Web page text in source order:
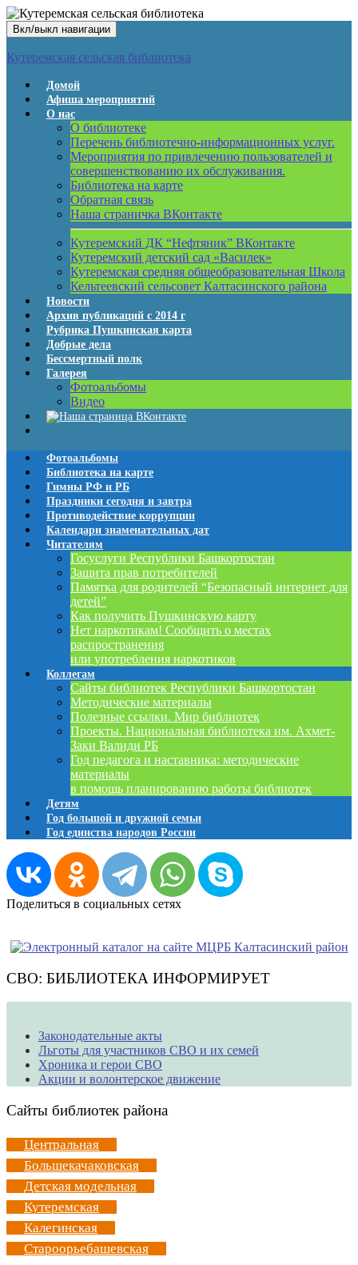
Вкл/выкл навигации
Кутеремская сельская библиотека
Домой
Афиша мероприятий
О нас
О библиотеке
Перечень библиотечно-информационных услуг.
Мероприятия по привлечению пользователей и
совершенствованию их обслуживания.
Библиотека на карте
Обратная связь
Наша страничка ВКонтакте
Кутеремский ДК “Нефтяник” ВКонтакте
Кутеремский детский сад «Василек»
Кутеремская средняя общеобразовательная Школа
Кельтеевский сельсовет Калтасинского района
Новости
Архив публикаций с 2014 г
Рубрика Пушкинская карта
Добрые дела
Бессмертный полк
Галерея
Фотоальбомы
Видео
Фотоальбомы
Библиотека на карте
Гимны РФ и РБ
Праздники сегодня и завтра
Противодействие коррупции
Календари знаменательных дат
Читателям
Госуслуги Республики Башкортостан
Защита прав потребителей
Памятка для родителей “Безопасный интернет для
детей”
Как получить Пушкинскую карту
Нет наркотикам! Сообщить о местах
распространения
или употребления наркотиков
Коллегам
Сайты библиотек Республики Башкортостан
Методические материалы
Полезные ссылки. Мир библиотек
Проекты. Национальная библиотека им. Ахмет-
Заки Валиди РБ
Год педагога и наставника: методические
материалы
в помощь планированию работы библиотек
Детям
Год большой и дружной семьи
Год единства народов России
Поделиться в социальных сетях
СВО: БИБЛИОТЕКА ИНФОРМИРУЕТ
Законодательные акты
Льготы для участников СВО и их семей
Хроника и герои СВО
Акции и волонтерское движение
Сайты библиотек района
Центральная
Большекачаковская
Детская модельная
Кутеремская
Калегинская
Староорьебашевская